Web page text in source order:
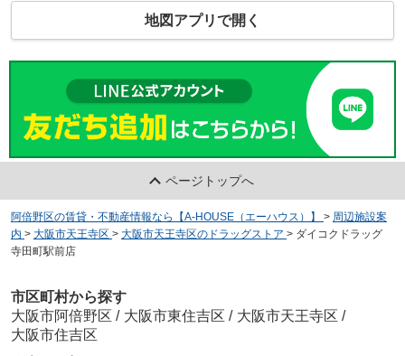
地図アプリで開く
ページトップへ
阿倍野区の賃貸・不動産情報なら【A-HOUSE（エーハウス）】 > 周辺施設案
内 > 大阪市天王寺区 > 大阪市天王寺区のドラッグストア > ダイコクドラッグ
寺田町駅前店
市区町村から探す
大阪市阿倍野区 / 大阪市東住吉区 / 大阪市天王寺区 /
大阪市住吉区